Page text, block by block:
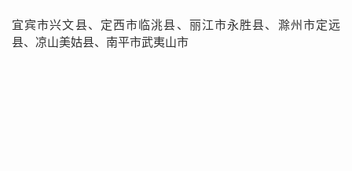
宜宾市兴文县、定西市临洮县、丽江市永胜县、滁州市定远
县、凉山美姑县、南平市武夷山市